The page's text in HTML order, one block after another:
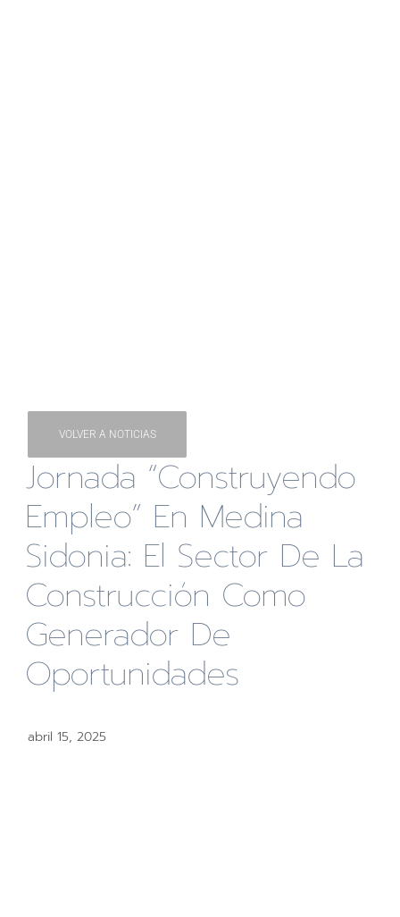
VOLVER A NOTICIAS
Jornada “Construyendo
Empleo” En Medina
Sidonia: El Sector De La
Construcción Como
Generador De
Oportunidades
abril 15, 2025